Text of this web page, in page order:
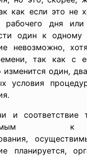
как если это не
рабочего дня или
один к одному
невозможно,
так как с
изменится один,
условия
и соответствие
к
планируется,